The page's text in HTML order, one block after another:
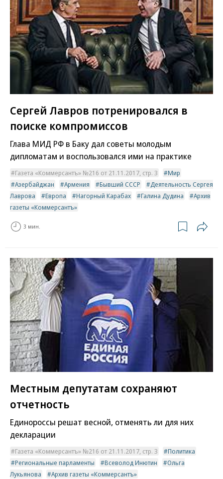
Сергей Лавров потренировался в
поиске компромиссов
Глава МИД РФ в Баку дал советы молодым
дипломатам и воспользовался ими на практике
Газета «Коммерсантъ» №216 от 21.11.2017, стр. 3
Мир
Азербайджан
Армения Бывший СССР
Деятельность Сергея
Лаврова
Европа Нагорный Карабах Галина Дудина
Архив
газеты «Коммерсантъ»
3 мин.
Местным депутатам сохраняют
отчетность
Единороссы решат весной, отменять ли для них
декларации
Газета «Коммерсантъ» №216 от 21.11.2017, стр. 3
Политика
Региональные парламенты
Всеволод Инютин
Ольга
Лукьянова
Архив газеты «Коммерсантъ»